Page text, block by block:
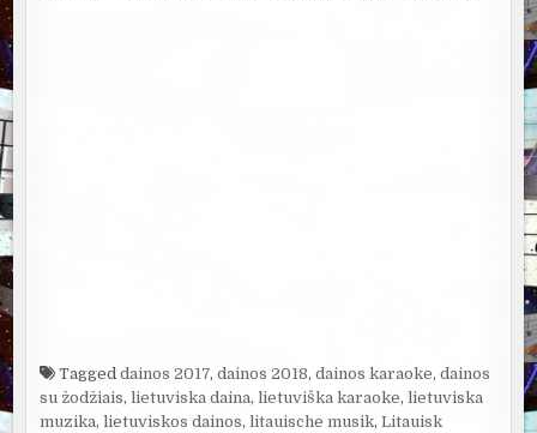
Taggeddainos 2017,dainos 2018,dainos karaoke,dainos
su žodžiais,lietuviska daina,lietuviška karaoke,lietuviska
muzika,lietuviskos dainos,litauische musik,Litauisk